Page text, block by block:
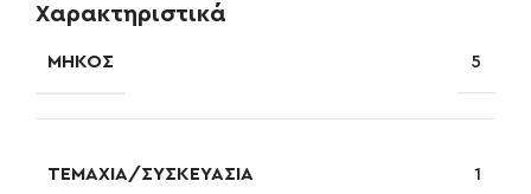
Χαρακτηριστικά
ΜΉΚΟΣ 5
ΤΕΜΆΧΙΑ/ΣΥΣΚΕΥΑΣΊΑ 1